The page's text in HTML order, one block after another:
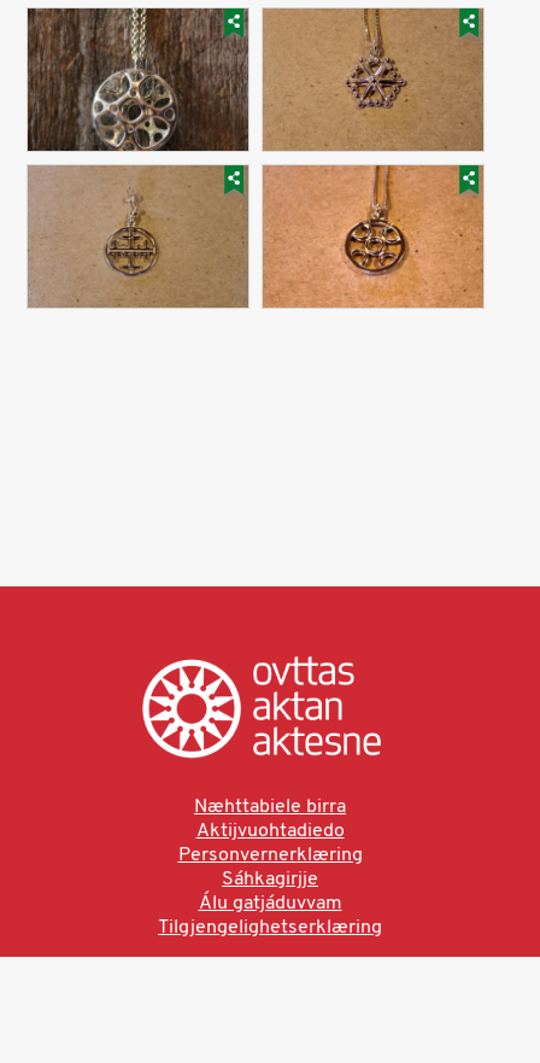
Næhttabiele birra
Aktijvuohtadiedo
Personvernerklæring
Sáhkagirjje
Álu gatjáduvvam
Tilgjengelighetserklæring